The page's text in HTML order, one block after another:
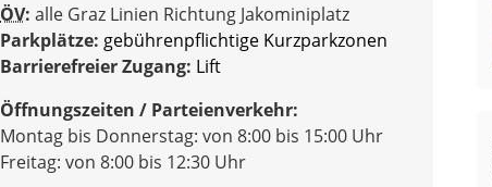
ÖV: alle Graz Linien Richtung Jakominiplatz
Parkplätze: gebührenpflichtige Kurzparkzonen
Barrierefreier Zugang: Lift
Öffnungszeiten / Parteienverkehr:
Montag bis Donnerstag: von 8:00 bis 15:00 Uhr
Freitag: von 8:00 bis 12:30 Uhr